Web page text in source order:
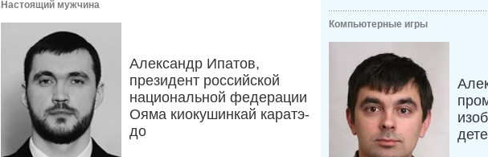
Настоящий мужчина
Александр Ипатов,
президент российской
национальной федерации
Ояма киокушинкай каратэ-
до
Компьютерные игры